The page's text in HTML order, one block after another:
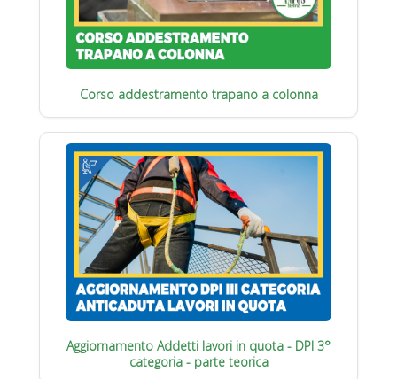
Corso addestramento trapano a colonna
Aggiornamento Addetti lavori in quota - DPI 3°
categoria - parte teorica